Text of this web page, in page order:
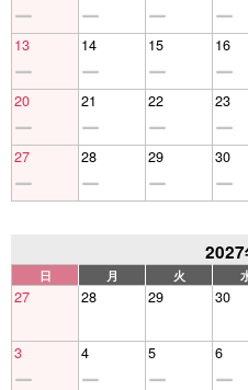
13 14 15 16
20 21 22 23
27 28 29 30
2027
日 月 火
27 28 29 30
3 4 5 6